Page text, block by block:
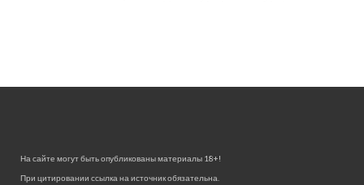
На сайте могут быть опубликованы материалы 18+!
При цитировании ссылка на источник обязательна.